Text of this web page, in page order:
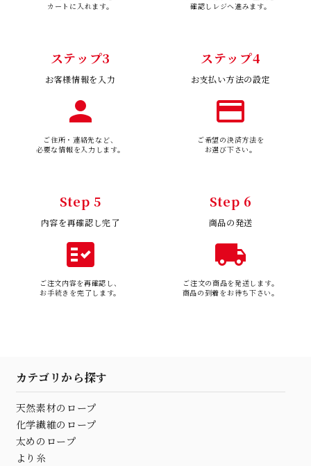
カートに入れます。
確認しレジへ進みます。
ステップ3
お客様情報を入力
person
ご住所・連絡先など、
必要な情報を入力します。
ステップ4
お支払い方法の設定
payment
ご希望の決済方法を
お選び下さい。
Step 5
内容を再確認し完了
fact_check
ご注文内容を再確認し、
お手続きを完了します。
Step 6
商品の発送
local_shipping
ご注文の商品を発送します。
商品の到着をお待ち下さい。
カテゴリから探す
天然素材のロープ
化学繊維のロープ
太めのロープ
より糸